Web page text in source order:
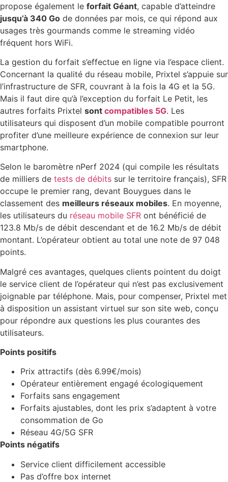
propose également le forfait Géant, capable d’atteindre
jusqu’à 340 Go de données par mois, ce qui répond aux
usages très gourmands comme le streaming vidéo
fréquent hors WiFi.
La gestion du forfait s’effectue en ligne via l’espace client.
Concernant la qualité du réseau mobile, Prixtel s’appuie sur
l’infrastructure de SFR, couvrant à la fois la 4G et la 5G.
Mais il faut dire qu’à l’exception du forfait Le Petit, les
autres forfaits Prixtel sont compatibles 5G. Les
utilisateurs qui disposent d’un mobile compatible pourront
profiter d’une meilleure expérience de connexion sur leur
smartphone.
Selon le baromètre nPerf 2024 (qui compile les résultats
de milliers de tests de débits sur le territoire français), SFR
occupe le premier rang, devant Bouygues dans le
classement des meilleurs réseaux mobiles. En moyenne,
les utilisateurs du réseau mobile SFR ont bénéficié de
123.8 Mb/s de débit descendant et de 16.2 Mb/s de débit
montant. L’opérateur obtient au total une note de 97 048
points.
Malgré ces avantages, quelques clients pointent du doigt
le service client de l’opérateur qui n’est pas exclusivement
joignable par téléphone. Mais, pour compenser, Prixtel met
à disposition un assistant virtuel sur son site web, conçu
pour répondre aux questions les plus courantes des
utilisateurs.
Points positifs
Prix attractifs (dès 6.99€/mois)
Opérateur entièrement engagé écologiquement
Forfaits sans engagement
Forfaits ajustables, dont les prix s’adaptent à votre
consommation de Go
Réseau 4G/5G SFR
Points négatifs
Service client difficilement accessible
Pas d’offre box internet